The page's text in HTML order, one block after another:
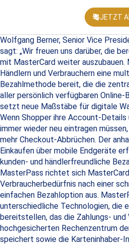
JETZT
Wolfgang Berner, Senior Vice
sagt: „Wir freuen uns darüber, die
mit MasterCard weiter
Händlern und Verbrauchern eine
Bezahlmethode bereit, die die
aller persönlich verfügbaren Online-
setzt neue Maßstäbe für digitale
Wenn Shopper ihre Account-
immer wieder neu eintragen
mehr Checkout-Abbrüchen. Der
Einkaufen über mobile Endgeräte
kunden- und händlerfreundliche
MasterPass richtet sich
Verbraucherbedürfnis nach einer
einfachen Bezahloption aus.
unterschiedliche Technologien, die
bereitstellen, das die Zahlungs-
hochgesicherten Rechenzentrum
speichert sowie die Karteninhaber-